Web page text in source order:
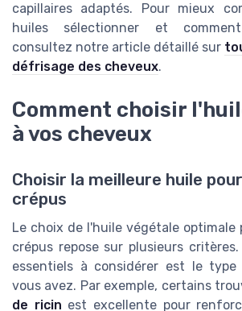
capillaires adaptés. Pour mieux
huiles sélectionner et
consultez notre article détaillé sur
défrisage des cheveux.
Comment choisir
à vos cheveux
Choisir la meilleure huile
crépus
Le choix de l'huile végétale optimale
crépus repose sur plusieurs
essentiels à considérer est le
vous avez. Par exemple, certains
de ricin est excellente pour